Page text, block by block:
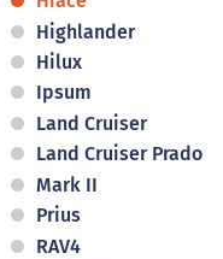
Highlander
Hilux
Ipsum
Land Cruiser
Land Cruiser Prado
Mark II
Prius
RAV4